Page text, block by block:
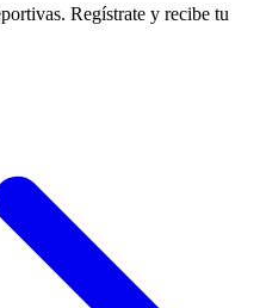
Regístrate y recibe tu